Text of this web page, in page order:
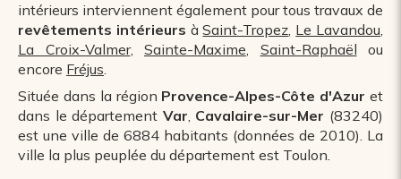
intérieurs interviennent également pour tous travaux de
revêtements intérieurs àSaint-Tropez, Le Lavandou,
La Croix-Valmer, Sainte-Maxime, Saint-Raphaël ou
encore Fréjus.
Située dans la région Provence-Alpes-Côte d'Azur et
dans le département Var, Cavalaire-sur-Mer (83240)
est une ville de 6884 habitants (données de 2010). La
ville la plus peuplée du département est Toulon.